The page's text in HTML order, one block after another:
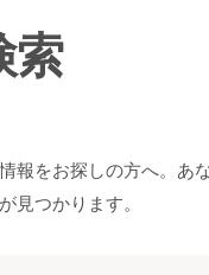
索
報をお探しの方へ。あ
見つかります。